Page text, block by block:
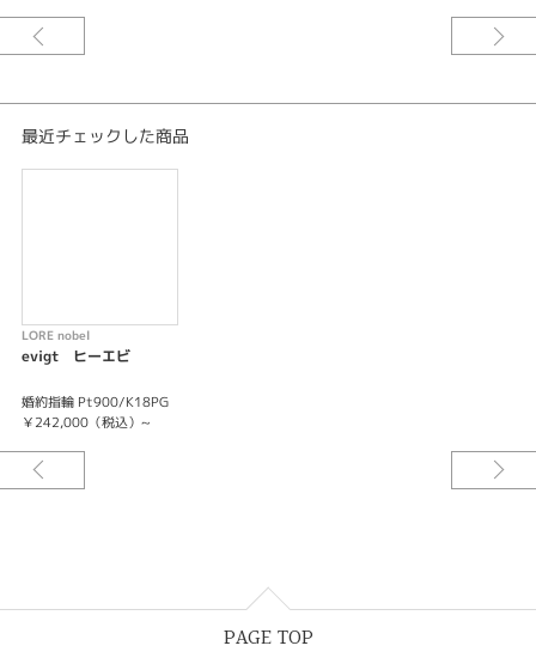
※価格にセンターダイヤモンドは含まれません。
最近チェックした商品
LORE nobel
evigt ヒーエビ
婚約指輪 Pt900/K18PG
￥242,000（税込）~
PAGE TOP